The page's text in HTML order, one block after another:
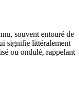
souvent entouré de
signifie littéralement
ou ondulé, rappelant